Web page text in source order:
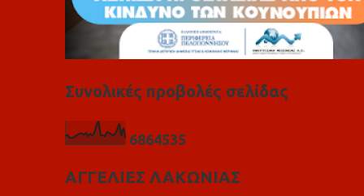
Συνολικές προβολές σελίδας
6864535
ΑΓΓΕΛΙΕΣ ΛΑΚΩΝΙΑΣ